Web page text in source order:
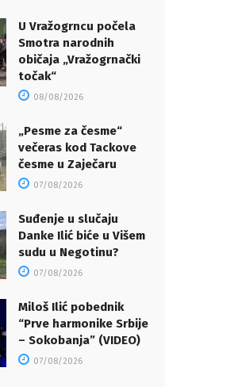
U Vražogrncu počela
Smotra narodnih
običaja „Vražogrnački
točak“
08/08/2026
„Pesme za česme“
večeras kod Tackove
česme u Zaječaru
07/08/2026
Suđenje u slučaju
Danke Ilić biće u Višem
sudu u Negotinu?
07/08/2026
Miloš Ilić pobednik
“Prve harmonike Srbije
– Sokobanja” (VIDEO)
07/08/2026